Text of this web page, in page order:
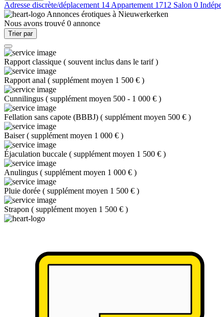
Adresse discrète/déplacement 14 Appartement 1712 Salon 0
Annonces érotiques à Nieuwerkerken
Nous avons trouvé 0 annonce
Trier par
Rapport classique ( souvent inclus dans le tarif)
Rapport anal ( supplément moyen 1 500 € )
Cunnilingus ( supplément moyen 500 - 1 000 € )
Fellation sans capote (BBBJ) ( supplément moyen 500 € )
Baiser( supplément moyen 1 000 € )
Éjaculation buccale ( supplément moyen 1 500 € )
Anulingus ( supplément moyen 1 000 € )
Pluie dorée ( supplément moyen 1 500 € )
Strapon ( supplément moyen 1 500 € )